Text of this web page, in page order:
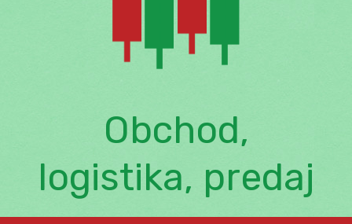
Obchod,
logistika, predaj